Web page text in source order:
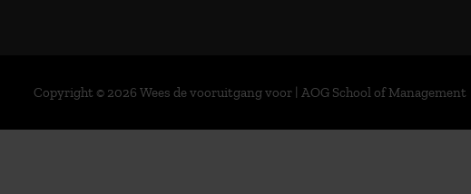
Copyright © 2026 Wees de vooruitgang voor | AOG School of Management